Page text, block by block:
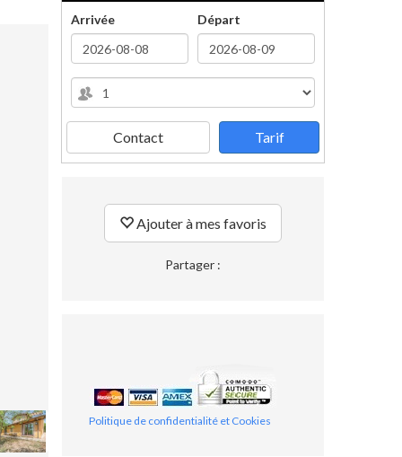
Arrivée Départ
Contact Tarif
Ajouter à mes favoris
Partager :
Politique de confidentialité et Cookies